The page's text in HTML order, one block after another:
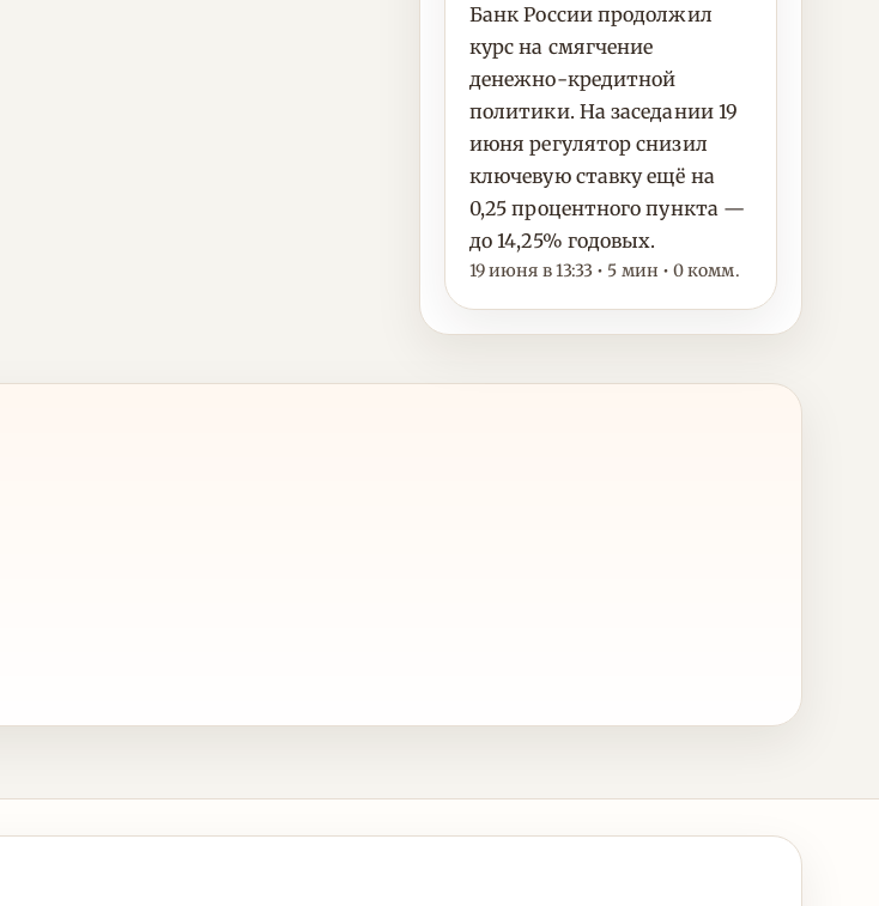
Банк России продолжил
курс на смягчение
денежно-кредитной
политики. На заседании 19
июня регулятор снизил
ключевую ставку ещё на
0,25 процентного пункта —
до 14,25% годовых.
19 июня в 13:33 • 5 мин • 0 комм.